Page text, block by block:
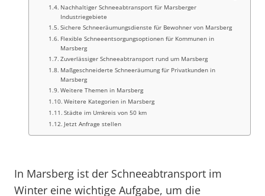
Nachhaltiger Schneeabtransport für Marsberger
Industriegebiete
Sichere Schneeräumungsdienste für Bewohner von Marsberg
Flexible Schneeentsorgungsoptionen für Kommunen in
Marsberg
Zuverlässiger Schneeabtransport rund um Marsberg
Maßgeschneiderte Schneeräumung für Privatkunden in
Marsberg
Weitere Themen in Marsberg
Weitere Kategorien in Marsberg
Städte im Umkreis von 50 km
Jetzt Anfrage stellen
In Marsberg ist der Schneeabtransport im
Winter eine wichtige Aufgabe, um die